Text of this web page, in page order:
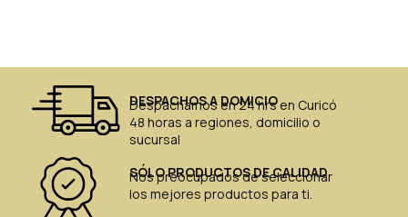
DESPACHOS A DOMICIO
Despachamos en 24 hrs en Curicó
48 horas a regiones, domicilio o
sucursal
SÓLO PRODUCTOS DE CALIDAD
Nos preocupados de seleccionar
los mejores productos para ti.